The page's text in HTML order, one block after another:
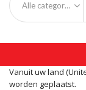
Alle categorieën
Vanuit uw land
worden geplaatst.